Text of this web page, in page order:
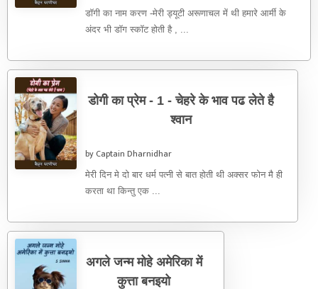
डॉगी का नाम करण -मेरी ड्यूटी अरूणाचल में थी हमारे आर्मी के
अंदर भी डॉग स्कॉट होती है , ...
डोगी का प्रेम - 1 - चेहरे के भाव पढ लेते है
श्वान
by Captain Dharnidhar
मेरी दिन मे दो बार धर्म पत्नी से बात होती थी अक्सर फोन मै ही
करता था किन्तु एक ...
अगले जन्म मोहे अमेरिका में
कुत्ता बनइयो